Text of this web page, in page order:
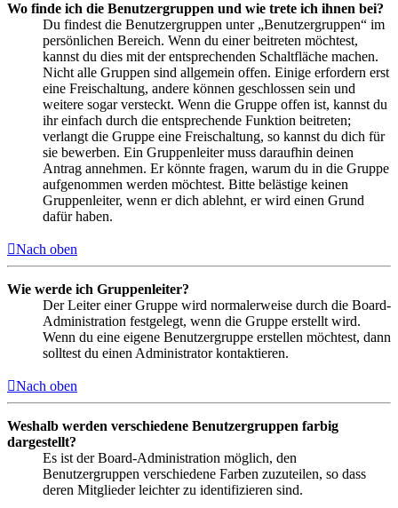
Wo finde ich die Benutzergruppen und wie trete ich ihnen bei?
Du findest die Benutzergruppen unter „Benutzergruppen“ im
persönlichen Bereich. Wenn du einer beitreten möchtest,
kannst du dies mit der entsprechenden Schaltfläche machen.
Nicht alle Gruppen sind allgemein offen. Einige erfordern erst
eine Freischaltung, andere können geschlossen sein und
weitere sogar versteckt. Wenn die Gruppe offen ist, kannst du
ihr einfach durch die entsprechende Funktion beitreten;
verlangt die Gruppe eine Freischaltung, so kannst du dich für
sie bewerben. Ein Gruppenleiter muss daraufhin deinen
Antrag annehmen. Er könnte fragen, warum du in die Gruppe
aufgenommen werden möchtest. Bitte belästige keinen
Gruppenleiter, wenn er dich ablehnt, er wird einen Grund
dafür haben.
Nach oben
Wie werde ich Gruppenleiter?
Der Leiter einer Gruppe wird normalerweise durch die Board-
Administration festgelegt, wenn die Gruppe erstellt wird.
Wenn du eine eigene Benutzergruppe erstellen möchtest, dann
solltest du einen Administrator kontaktieren.
Nach oben
Weshalb werden verschiedene Benutzergruppen farbig
dargestellt?
Es ist der Board-Administration möglich, den
Benutzergruppen verschiedene Farben zuzuteilen, so dass
deren Mitglieder leichter zu identifizieren sind.